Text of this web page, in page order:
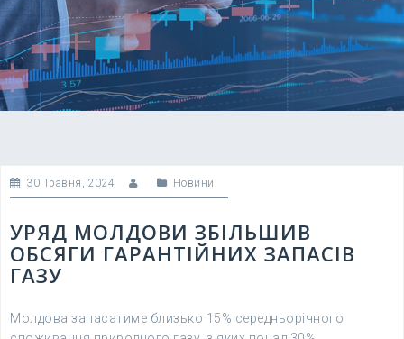
30 Травня, 2024 Новини
УРЯД МОЛДОВИ ЗБІЛЬШИВ
ОБСЯГИ ГАРАНТІЙНИХ ЗАПАСІВ
ГАЗУ
Молдова запасатиме близько 15% середньорічного